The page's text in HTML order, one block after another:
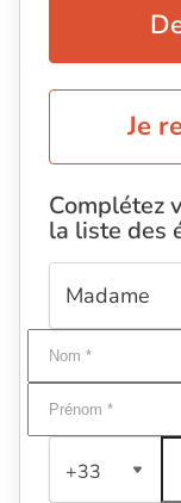
Je
Complétez
la liste des
+33